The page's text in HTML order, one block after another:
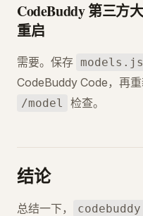
CodeBuddy 第三方
重启
需要。保存
CodeBuddy Code，再
/model 检查。
结论
总结一下，